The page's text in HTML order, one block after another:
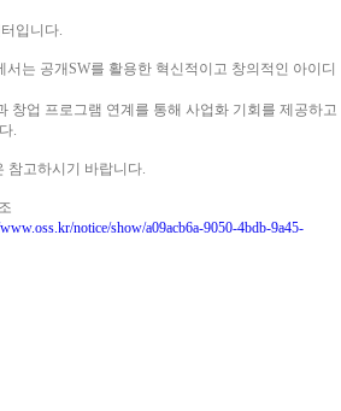
입니다.
는 공개SW를 활용한 혁신적이고 창의적인 아이디
창업 프로그램 연계를 통해 사업화 기회를 제공하고
.
참고하시기 바랍니다.
notice/show/a09acb6a-9050-4bdb-9a45-